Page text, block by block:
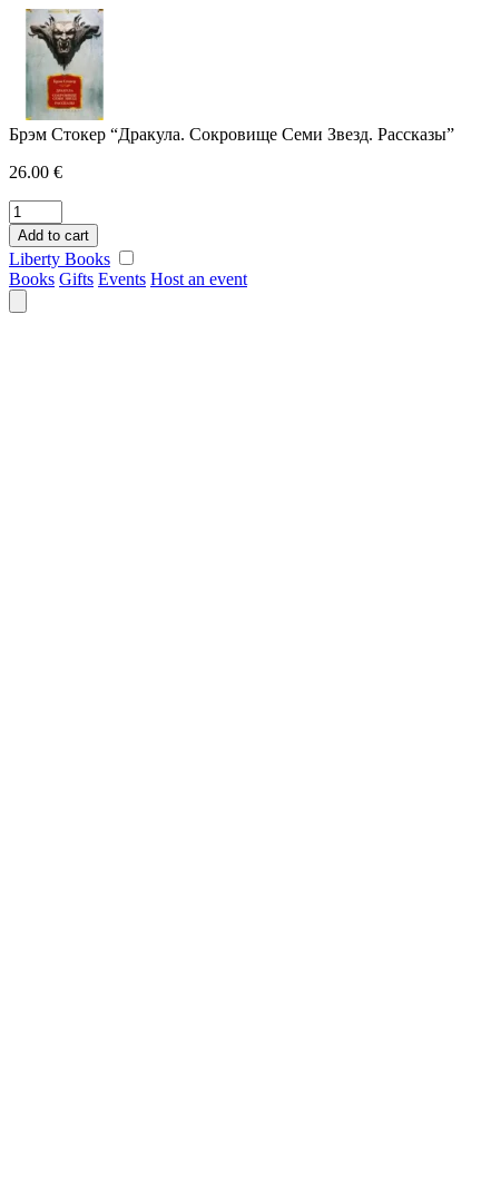
Skip
content
Брэм Стокер “Дракула. Сокровище Семи Звезд. Рассказы”
26.00 €
Брэм
Стокер
"Дракула.
Сокровище
Семи
Звезд.
Add to cart
Liberty Books
Books Gifts Events Host an event